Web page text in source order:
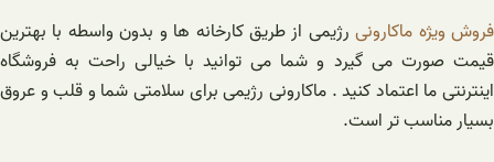
فروش ویژه ماکارونیرژیمی از طریق کارخانه ها و بدون واسطه با بهترین
قیمت صورت می گیرد و شما می توانید با خیالی راحت به فروشگاه
اینترنتی ما اعتماد کنید . ماکارونی رژیمی برای سلامتی شما و قلب و عروق
بسیار مناسب تر است.